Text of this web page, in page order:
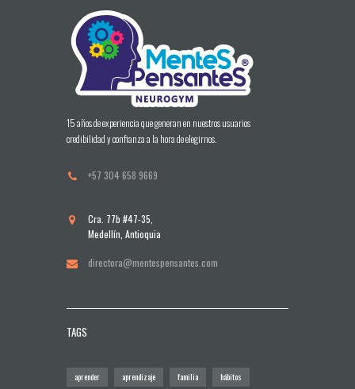
15 años de experiencia que generan en nuestros usuarios
credibilidad y confianza a la hora de elegirnos.
+57 304 658 9669
Cra. 77b #47-35,
Medellín, Antioquia
directora@mentespensantes.com
TAGS
aprender aprendizaje familia hábitos